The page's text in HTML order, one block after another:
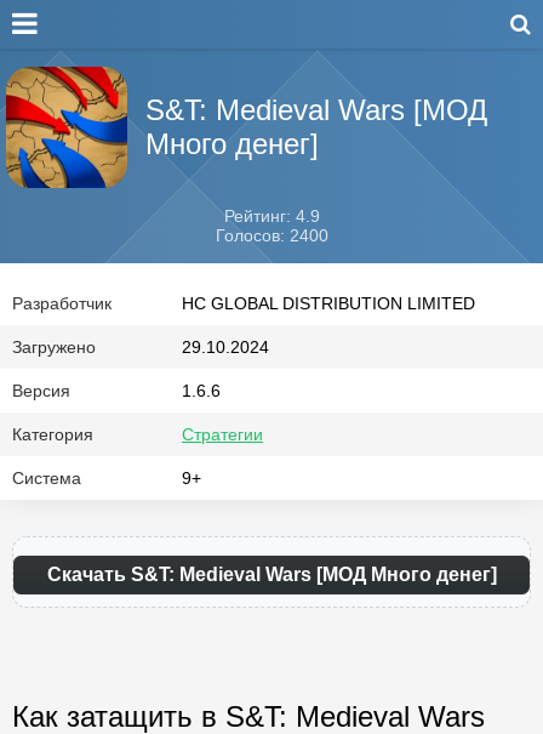
S&T: Medieval Wars [МОД
Много денег]
Рейтинг: 4.9
Голосов: 2400
Разработчик HC GLOBAL DISTRIBUTION LIMITED
Загружено 29.10.2024
Версия 1.6.6
Категория Стратегии
Система 9+
Скачать S&T: Medieval Wars [МОД Много денег]
Как затащить в S&T: Medieval Wars